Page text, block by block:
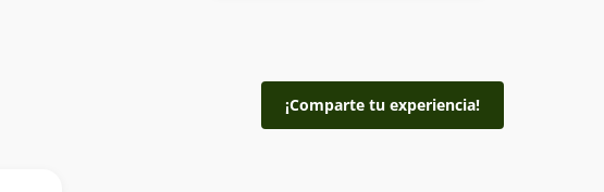
¡Comparte tu experiencia!